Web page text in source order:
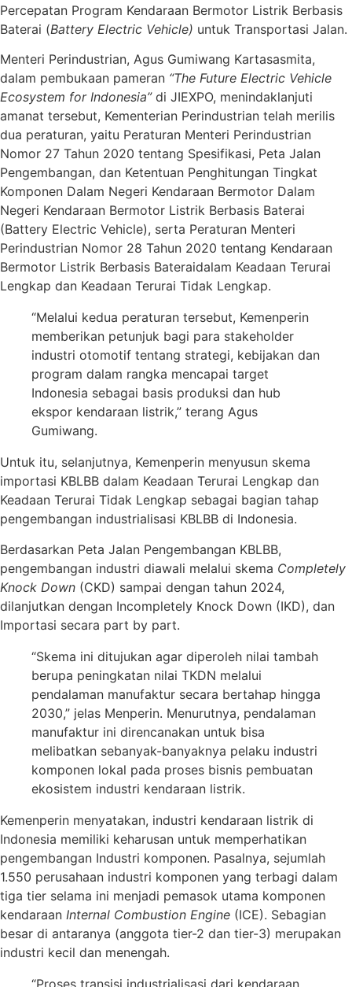
Percepatan Program Kendaraan Bermotor Listrik Berbasis
Baterai (Battery Electric Vehicle) untuk Transportasi Jalan.
Menteri Perindustrian, Agus Gumiwang Kartasasmita,
dalam pembukaan pameran “The Future Electric Vehicle
Ecosystem for Indonesia”di JIEXPO, menindaklanjuti
amanat tersebut, Kementerian Perindustrian telah merilis
dua peraturan, yaitu Peraturan Menteri Perindustrian
Nomor 27 Tahun 2020 tentang Spesifikasi, Peta Jalan
Pengembangan, dan Ketentuan Penghitungan Tingkat
Komponen Dalam Negeri Kendaraan Bermotor Dalam
Negeri Kendaraan Bermotor Listrik Berbasis Baterai
(Battery Electric Vehicle), serta Peraturan Menteri
Perindustrian Nomor 28 Tahun 2020 tentang Kendaraan
Bermotor Listrik Berbasis Bateraidalam Keadaan Terurai
Lengkap dan Keadaan Terurai Tidak Lengkap.
“Melalui kedua peraturan tersebut, Kemenperin
memberikan petunjuk bagi para stakeholder
industri otomotif tentang strategi, kebijakan dan
program dalam rangka mencapai target
Indonesia sebagai basis produksi dan hub
ekspor kendaraan listrik,” terang Agus
Gumiwang.
Untuk itu, selanjutnya, Kemenperin menyusun skema
importasi KBLBB dalam Keadaan Terurai Lengkap dan
Keadaan Terurai Tidak Lengkap sebagai bagian tahap
pengembangan industrialisasi KBLBB di Indonesia.
Berdasarkan Peta Jalan Pengembangan KBLBB,
pengembangan industri diawali melalui skema Completely
Knock Down (CKD) sampai dengan tahun 2024,
dilanjutkan dengan Incompletely Knock Down (IKD), dan
Importasi secara part by part.
“Skema ini ditujukan agar diperoleh nilai tambah
berupa peningkatan nilai TKDN melalui
pendalaman manufaktur secara bertahap hingga
2030,” jelas Menperin. Menurutnya, pendalaman
manufaktur ini direncanakan untuk bisa
melibatkan sebanyak-banyaknya pelaku industri
komponen lokal pada proses bisnis pembuatan
ekosistem industri kendaraan listrik.
Kemenperin menyatakan, industri kendaraan listrik di
Indonesia memiliki keharusan untuk memperhatikan
pengembangan Industri komponen. Pasalnya, sejumlah
1.550 perusahaan industri komponen yang terbagi dalam
tiga tier selama ini menjadi pemasok utama komponen
kendaraan Internal Combustion Engine (ICE). Sebagian
besar di antaranya (anggota tier-2 dan tier-3) merupakan
industri kecil dan menengah.
“Proses transisi industrialisasi dari kendaraan